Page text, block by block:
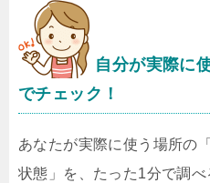
自分が実際に
でチェック！
あなたが実際に使う場所の
状態」を、たった1分で調